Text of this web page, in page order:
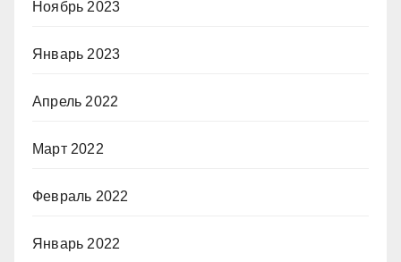
Ноябрь 2023
Январь 2023
Апрель 2022
Март 2022
Февраль 2022
Январь 2022